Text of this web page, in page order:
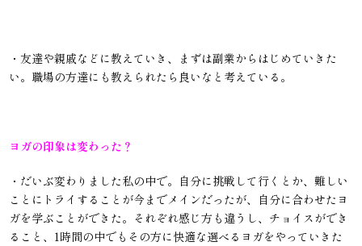
・友達や親戚などに教えていき、まずは副業からはじめていきた
い。職場の方達にも教えられたら良いなと考えている。
ヨガの印象は変わった？
・だいぶ変わりました私の中で。自分に挑戦して行くとか、難しい
ことにトライすることが今までメインだったが、自分に合わせたヨ
ガを学ぶことができた。それぞれ感じ方も違うし、チョイスができ
ること、1時間の中でもその方に快適な選べるヨガをやっていきた